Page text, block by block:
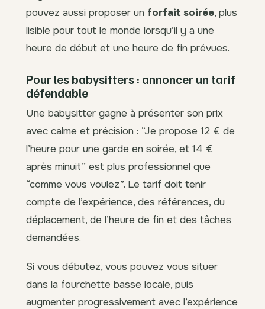
pouvez aussi proposer un forfait soirée, plus
lisible pour tout le monde lorsqu’il y a une
heure de début et une heure de fin prévues.
Pour les babysitters : annoncer un tarif
défendable
Une babysitter gagne à présenter son prix
avec calme et précision : “Je propose 12 € de
l’heure pour une garde en soirée, et 14 €
après minuit” est plus professionnel que
“comme vous voulez”. Le tarif doit tenir
compte de l’expérience, des références, du
déplacement, de l’heure de fin et des tâches
demandées.
Si vous débutez, vous pouvez vous situer
dans la fourchette basse locale, puis
augmenter progressivement avec l’expérience